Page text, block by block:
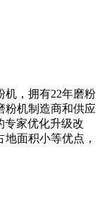
机，拥有22年磨粉
粉机制造商和供应
专家优化升级改
面积小等优点，